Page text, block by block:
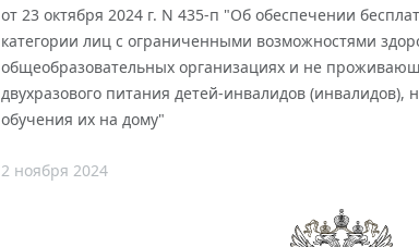
от 23 октября 2024 г. N 435-п "Об обеспечении
категории лиц с ограниченными возможностями
общеобразовательных организациях и не
двухразового питания детей-инвалидов
обучения их на дому"
2 ноября 2024